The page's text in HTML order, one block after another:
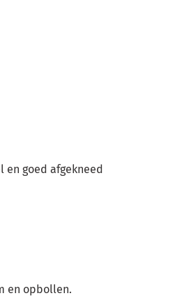
goed afgekneed
en opbollen.